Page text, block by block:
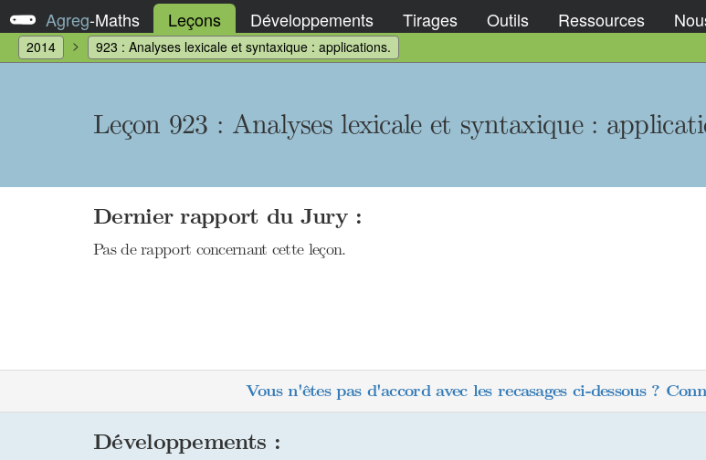
Agreg-Maths Leçons Développements Tirages Outils Ressources
2014 923 : Analyses lexicale et syntaxique : applications.
Leçon 923 : Analyses lexicale et syntaxique :
Dernier rapport du Jury :
Pas de rapport concernant cette leçon.
Vous n'êtes pas d'accord avec les recasages ci-dessous ?
Développements :